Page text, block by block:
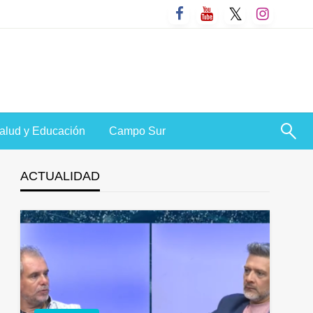
y Educación Campo Sur
ACTUALIDAD